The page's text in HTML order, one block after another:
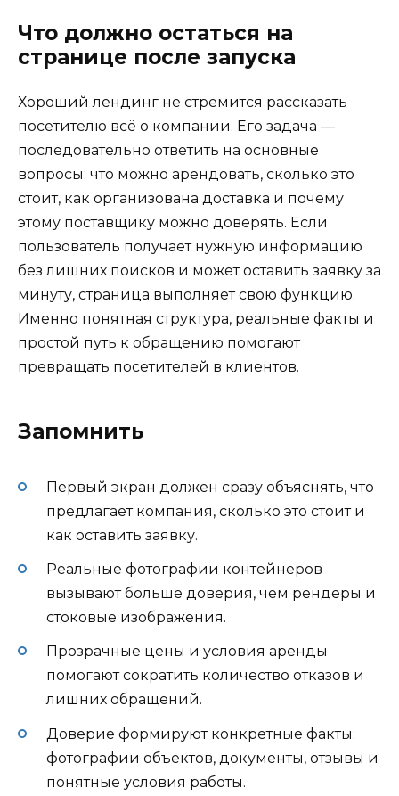
Что должно остаться на
странице после запуска
Хороший лендинг не стремится рассказать
посетителю всё о компании. Его задача —
последовательно ответить на основные
вопросы: что можно арендовать, сколько это
стоит, как организована доставка и почему
этому поставщику можно доверять. Если
пользователь получает нужную информацию
без лишних поисков и может оставить заявку за
минуту, страница выполняет свою функцию.
Именно понятная структура, реальные факты и
простой путь к обращению помогают
превращать посетителей в клиентов.
Запомнить
Первый экран должен сразу объяснять, что
предлагает компания, сколько это стоит и
как оставить заявку.
Реальные фотографии контейнеров
вызывают больше доверия, чем рендеры и
стоковые изображения.
Прозрачные цены и условия аренды
помогают сократить количество отказов и
лишних обращений.
Доверие формируют конкретные факты:
фотографии объектов, документы, отзывы и
понятные условия работы.